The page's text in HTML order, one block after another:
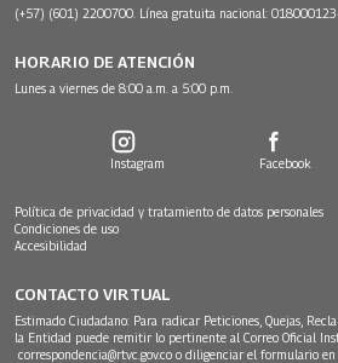
(+57) (601) 2200700. Línea gratuita nacional:
HORARIO DE ATENCIÓN
Lunes a viernes de 8:00 a.m. a 5:00 p.m.
Instagram Facebook
Política de privacidad y tratamiento de datos personales
Condiciones de uso
Accesibilidad
CONTACTO VIRTUAL
Estimado Ciudadano: Para radicar Peticiones, Quejas,
la Entidad puede remitir lo pertinente al Correo Oficial
correspondencia@rtvc.gov.co o diligenciar el formulario en